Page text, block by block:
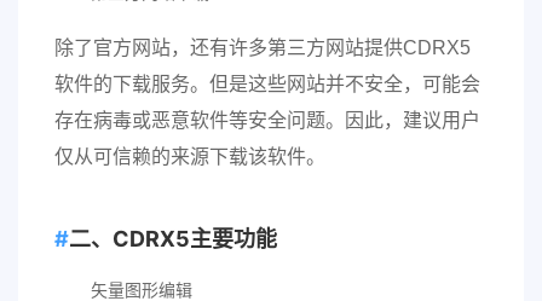
除了官方网站，还有许多第三方网站提供CDRX5
软件的下载服务。但是这些网站并不安全，可能会
存在病毒或恶意软件等安全问题。因此，建议用户
仅从可信赖的来源下载该软件。
二、CDRX5主要功能
矢量图形编辑